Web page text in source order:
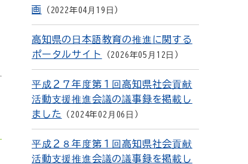
画
2022年04月19日
高知県の日本語教育の推進に関する
ポータルサイト
2026年05月12日
平成２７年度第１回高知県社会貢献
活動支援推進会議の議事録を掲載し
ました
2024年02月06日
平成２８年度第１回高知県社会貢献
活動支援推進会議の議事録を掲載し